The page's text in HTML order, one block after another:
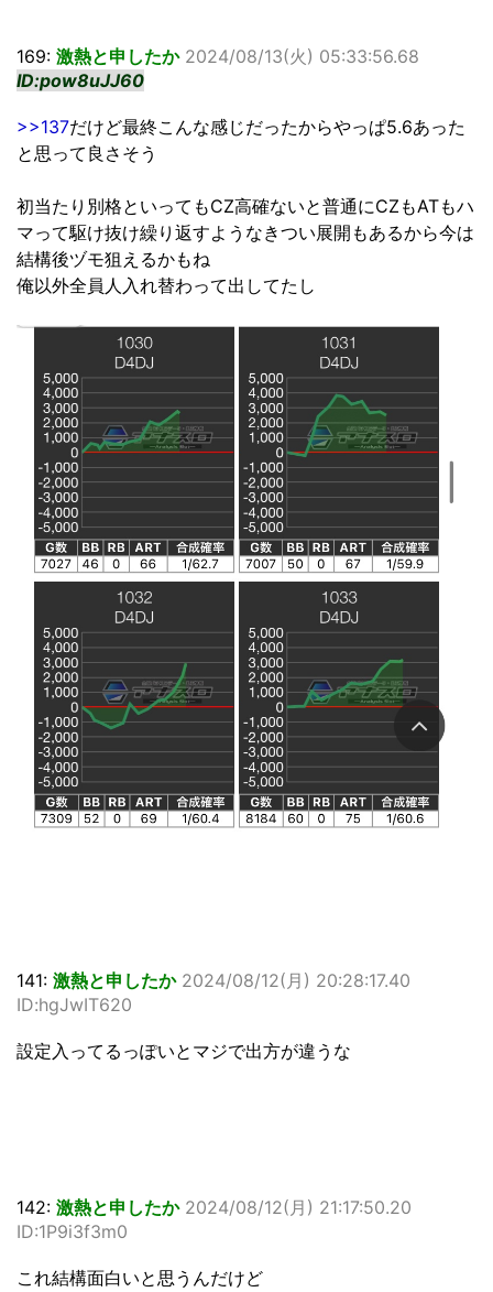
169: 激熱と申したか 2024/08/13(火) 05:33:56.68
ID:pow8uJJ60
>>137だけど最終こんな感じだったからやっぱ5.6あった
と思って良さそう
初当たり別格といってもCZ高確ないと普通にCZもATもハ
マって駆け抜け繰り返すようなきつい展開もあるから今は
結構後ヅモ狙えるかもね
俺以外全員人入れ替わって出してたし
141: 激熱と申したか 2024/08/12(月) 20:28:17.40
ID:hgJwIT620
設定入ってるっぽいとマジで出方が違うな
142: 激熱と申したか 2024/08/12(月) 21:17:50.20
ID:1P9i3f3m0
これ結構面白いと思うんだけど